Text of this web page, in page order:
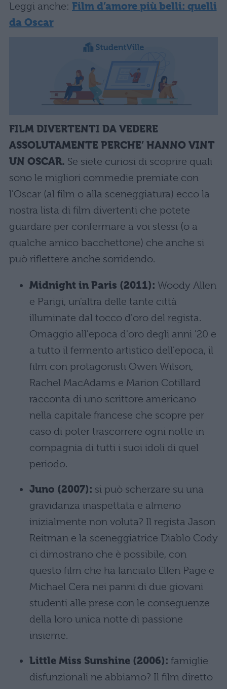
Leggi anche: Film d’amore più belli: quelli
da Oscar
FILM DIVERTENTI DA VEDERE
ASSOLUTAMENTE PERCHE’ HANNO VINT
UN OSCAR. Se siete curiosi di scoprire quali
sono le migliori commedie premiate con
l'Oscar (al film o alla sceneggiatura) ecco la
nostra lista di film divertenti che potete
guardare per confermare a voi stessi (o a
qualche amico bacchettone) che anche si
può riflettere anche sorridendo.
Midnight in Paris (2011): Woody Allen
e Parigi, un'altra delle tante città
illuminate dal tocco d'oro del regista.
Omaggio all'epoca d'oro degli anni '20 e
a tutto il fermento artistico dell'epoca, il
film con protagonisti Owen Wilson,
Rachel MacAdams e Marion Cotillard
racconta di uno scrittore americano
nella capitale francese che scopre per
caso di poter trascorrere ogni notte in
compagnia di tutti i suoi idoli di quel
periodo.
Juno (2007): si può scherzare su una
gravidanza inaspettata e almeno
inizialmente non voluta? Il regista Jason
Reitman e la sceneggiatrice Diablo Cody
ci dimostrano che è possibile, con
questo film che ha lanciato Ellen Page e
Michael Cera nei panni di due giovani
studenti alle prese con le conseguenze
della loro unica notte di passione
insieme.
Little Miss Sunshine (2006): famiglie
disfunzionali ne abbiamo? Il film diretto